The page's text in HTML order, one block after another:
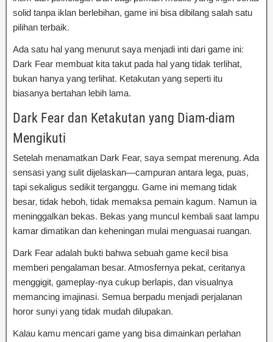
solid tanpa iklan berlebihan, game ini bisa dibilang salah satu
pilihan terbaik.
Ada satu hal yang menurut saya menjadi inti dari game ini:
Dark Fear membuat kita takut pada hal yang tidak terlihat,
bukan hanya yang terlihat. Ketakutan yang seperti itu
biasanya bertahan lebih lama.
Dark Fear dan Ketakutan yang Diam-diam
Mengikuti
Setelah menamatkan Dark Fear, saya sempat merenung. Ada
sensasi yang sulit dijelaskan—campuran antara lega, puas,
tapi sekaligus sedikit terganggu. Game ini memang tidak
besar, tidak heboh, tidak memaksa pemain kagum. Namun ia
meninggalkan bekas. Bekas yang muncul kembali saat lampu
kamar dimatikan dan keheningan mulai menguasai ruangan.
Dark Fear adalah bukti bahwa sebuah game kecil bisa
memberi pengalaman besar. Atmosfernya pekat, ceritanya
menggigit, gameplay-nya cukup berlapis, dan visualnya
memancing imajinasi. Semua berpadu menjadi perjalanan
horor sunyi yang tidak mudah dilupakan.
Kalau kamu mencari game yang bisa dimainkan perlahan